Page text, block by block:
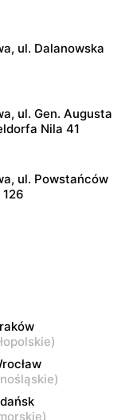
ul. Dalanowska
ul. Gen. Augusta
Nila 41
ul. Powstańców
ul. Świetlików 8
ul. Lazurowa 69
)
)
)